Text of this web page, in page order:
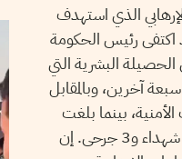
الذي استهدف
اكتفى رئيس الحكومة
البشرية التي
وأسر سبعة آخرين، وبالمقابل
الأمنية، بينما بلغت
الحصيلة في صفوف المواطنين الأبرياء 7 شهداء و3 جرحى. إن